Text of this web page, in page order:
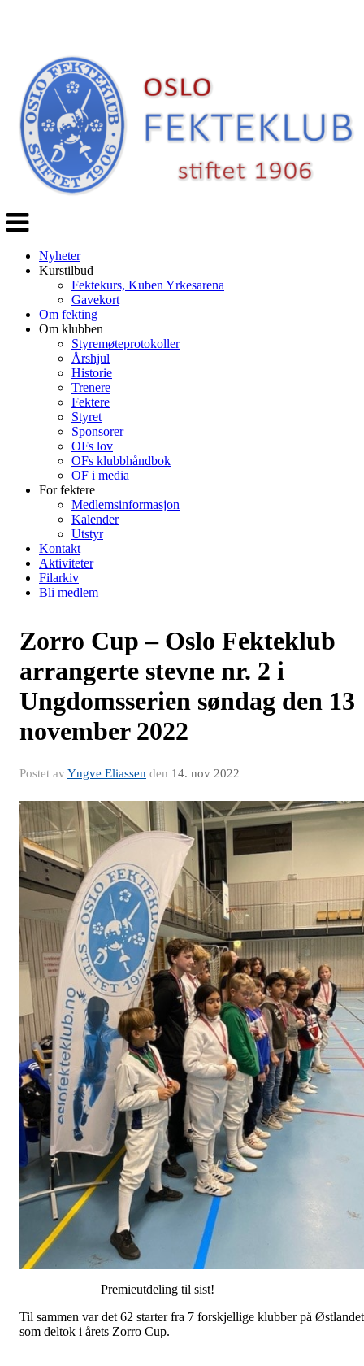
Veksle
navigasjon
Nyheter
Kurstilbud
Fektekurs, Kuben Yrkesarena
Gavekort
Om fekting
Om klubben
Styremøteprotokoller
Årshjul
Historie
Trenere
Fektere
Styret
Sponsorer
OFs lov
OFs klubbhåndbok
OF i media
For fektere
Medlemsinformasjon
Kalender
Utstyr
Kontakt
Aktiviteter
Filarkiv
Bli medlem
Zorro Cup – Oslo Fekteklub
arrangerte stevne nr. 2 i
Ungdomsserien søndag den 13
november 2022
Postet av Yngve Eliassen den 14. nov 2022
Premieutdeling til sist!
Til sammen var det 62 starter fra 7 forskjellige klubber på Østlandet
som deltok i årets Zorro Cup.